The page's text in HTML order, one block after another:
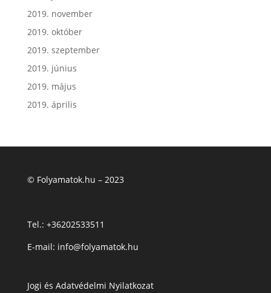
2019. november
2019. október
2019. szeptember
2019. június
2019. május
2019. április
© Folyamatok.hu – 2023
Tel.: +36202533511
E-mail: info@folyamatok.hu
Jogi és Adatvédelmi Nyilatkozat